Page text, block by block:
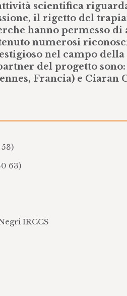
scientifica
il rigetto del
hanno permesso
numerosi
nel campo
del progetto sono:
Francia) e
63)
IRCCS